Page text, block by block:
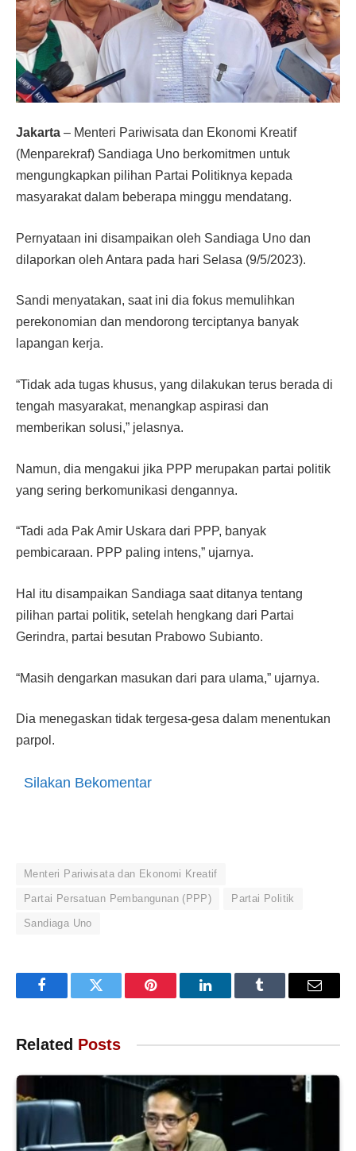
Jakarta – Menteri Pariwisata dan Ekonomi Kreatif
(Menparekraf) Sandiaga Uno berkomitmen untuk
mengungkapkan pilihan Partai Politiknya kepada
masyarakat dalam beberapa minggu mendatang.
Pernyataan ini disampaikan oleh Sandiaga Uno dan
dilaporkan oleh Antara pada hari Selasa (9/5/2023).
Sandi menyatakan, saat ini dia fokus memulihkan
perekonomian dan mendorong terciptanya banyak
lapangan kerja.
“Tidak ada tugas khusus, yang dilakukan terus berada di
tengah masyarakat, menangkap aspirasi dan
memberikan solusi,” jelasnya.
Namun, dia mengakui jika PPP merupakan partai politik
yang sering berkomunikasi dengannya.
“Tadi ada Pak Amir Uskara dari PPP, banyak
pembicaraan. PPP paling intens,” ujarnya.
Hal itu disampaikan Sandiaga saat ditanya tentang
pilihan partai politik, setelah hengkang dari Partai
Gerindra, partai besutan Prabowo Subianto.
“Masih dengarkan masukan dari para ulama,” ujarnya.
Dia menegaskan tidak tergesa-gesa dalam menentukan
parpol.
Silakan Bekomentar
Menteri Pariwisata dan Ekonomi Kreatif
Partai Persatuan Pembangunan (PPP) Partai Politik
Sandiaga Uno
FacebookTwitter Pinterest LinkedInTumblr Email
Related Posts